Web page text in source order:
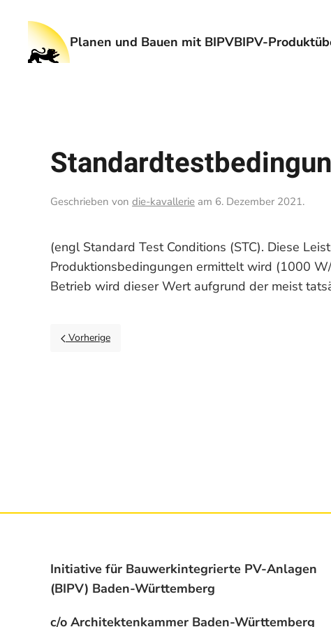
Planen und Bauen mit BIPVBIPV-
Geschrieben von die-kavallerie am 6. Dezember 2021.
(engl Standard Test Conditions (STC). Diese
Produktionsbedingungen ermittelt wird (1000
Betrieb wird dieser Wert aufgrund der meist
Vorherige
Initiative für Bauwerkintegrierte PV-Anlagen
(BIPV) Baden-Württemberg
c/o Architektenkammer Baden-Württemberg